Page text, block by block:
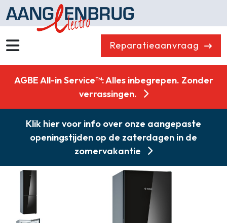
Reparatieaanvraag
Koelen & Vriezen
Koken
Koffiemachines
Professioneel
Stofzuigers
Quooker
Klein huishoudelijk
Combikorting
Gasloos koken
Zakelijk
AGBE All-in Service™: Alles inbegrepen. Zonder
verrassingen.
Klik hier voor info over onze aangepaste
openingstijden op de zaterdagen in de
zomervakantie